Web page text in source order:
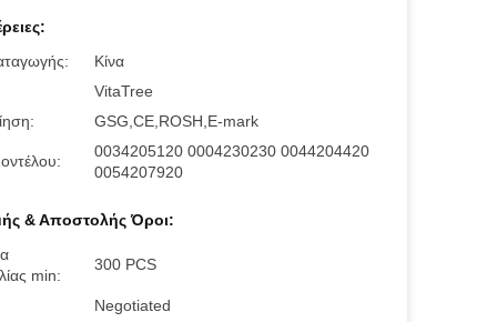
Κίνα
VitaTree
GSG,CE,ROSH,E-mark
0034205120 0004230230 0044204420
0054207920
& Αποστολής Όροι:
min:
300 PCS
Negotiated